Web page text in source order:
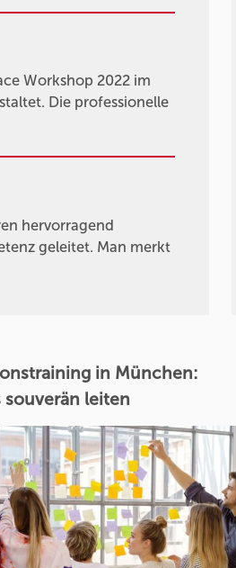
Workshop 2022 im
Die professionelle
hervorragend
geleitet. Man merkt
in München:
souverän leiten